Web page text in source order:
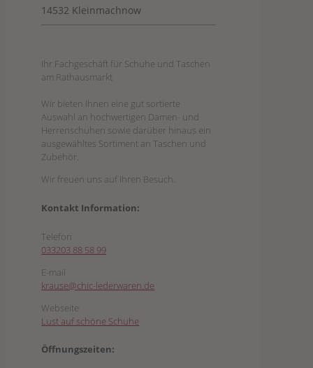
14532 Kleinmachnow
Ihr Fachgeschäft für Schuhe und Taschen
am Rathausmarkt
Wir bieten Ihnen eine gut sortierte
Auswahl an hochwertigen Damen- und
Herrenschuhen sowie darüber hinaus ein
ausgewähltes Sortiment an Taschen und
Zubehör.
Wir freuen uns auf Ihren Besuch.
Kontakt Information:
Telefon
033203 88 58 99
E-mail
krause@chic-lederwaren.de
Webseite
Lust auf schöne Schuhe
Öffnungszeiten: